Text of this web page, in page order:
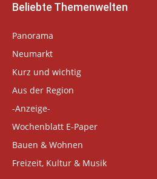
Beliebte Themenwelten
Panorama
Neumarkt
Kurz und wichtig
Aus der Region
-Anzeige-
Wochenblatt E-Paper
Bauen & Wohnen
Freizeit, Kultur & Musik